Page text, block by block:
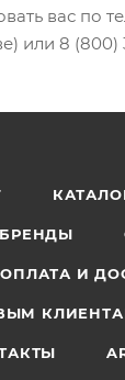
вас по
или 8 (800)
БРЕНДЫ
ОПЛАТА И